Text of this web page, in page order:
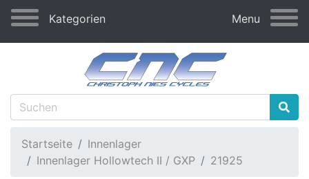
Kategorien Menu
Startseite
Innenlager
Innenlager Hollowtech II / GXP
21925